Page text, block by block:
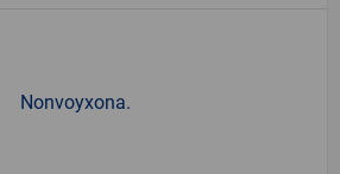
Nonvoyxona.